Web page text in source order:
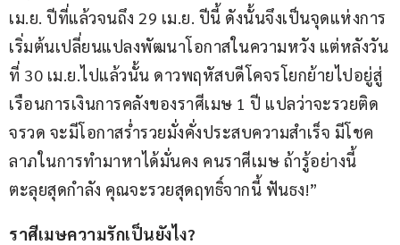
เม.ย. ปีที่แล้วจนถึง 29 เม.ย. ปีนี้ ดังนั้นจึงเป็นจุดแห่งการ
เริ่มต้นเปลี่ยนแปลงพัฒนาโอกาสในความหวัง แต่หลังวัน
ที่ 30 เม.ย.ไปแล้วนั้น ดาวพฤหัสบดีโคจรโยกย้ายไปอยู่สู่
เรือนการเงินการคลังของราศีเมษ 1 ปี แปลว่าจะรวยติด
จรวด จะมีโอกาสร่ำรวยมั่งคั่งประสบความสำเร็จ มีโชค
ลาภในการทำมาหาได้มั่นคง คนราศีเมษ ถ้ารู้อย่างนี้
ตะลุยสุดกำลัง คุณจะรวยสุดฤทธิ์จากนี้ ฟันธง!”
ราศีเมษความรักเป็นยังไง?